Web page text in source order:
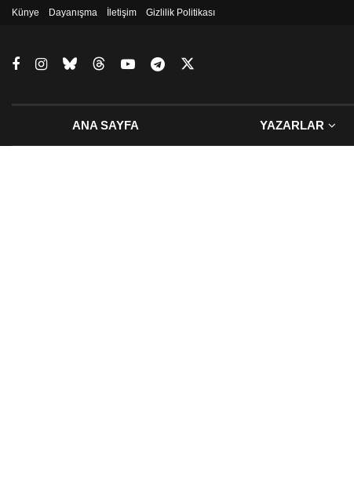
Künye Dayanışma İletişim Gizlilik Politikası
ANA SAYFA YAZARLAR